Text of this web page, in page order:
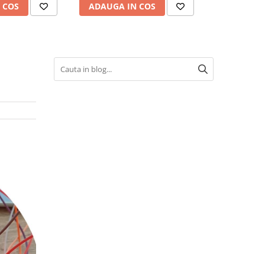
ADAUGA IN COS